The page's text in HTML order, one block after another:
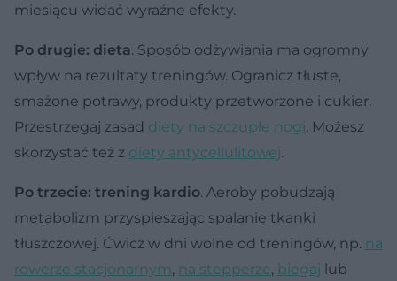
miesiącu widać wyraźne efekty.
Po drugie: dieta. Sposób odżywiania ma ogromny
wpływ na rezultaty treningów. Ogranicz tłuste,
smażone potrawy, produkty przetworzone i cukier.
Przestrzegaj zasad diety na szczupłe nogi. Możesz
skorzystać też z diety antycellulitowej.
Po trzecie: trening kardio. Aeroby pobudzają
metabolizm przyspieszając spalanie tkanki
tłuszczowej. Ćwicz w dni wolne od treningów, np. na
rowerze stacjonarnym, na stepperze, biegaj lub